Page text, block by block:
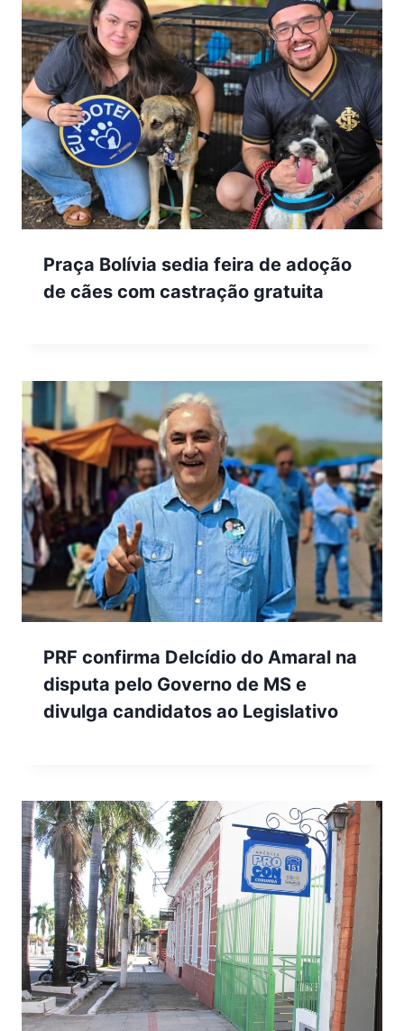
Praça Bolívia sedia feira de adoção
de cães com castração gratuita
PRF confirma Delcídio do Amaral na
disputa pelo Governo de MS e
divulga candidatos ao Legislativo